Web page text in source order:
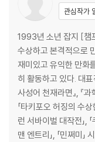
관심작가
1993년 소년 잡지 [챔
수상하고 본격적으로
재미있고 유익한 만화
히 활동하고 있다. 대표
사성어 천재라면』, 『
「타키포오 허징의 수상
런 서바이벌 대작전」,
맨 엔트리」, 「민쩌미」